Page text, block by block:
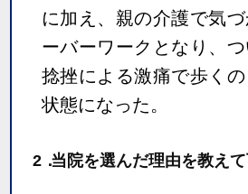
に加え、親の介護で気
ーバーワークとなり、
捻挫による激痛で歩く
状態になった。
2．当院を選んだ理由を教えて